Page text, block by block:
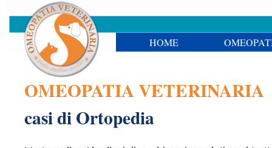
HOME
OMEOPATIA VETERINARIA
casi di Ortopedia